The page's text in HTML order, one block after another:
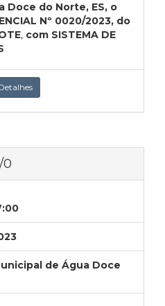
Doce do Norte, ES, o
Nº 0020/2023, do
, com SISTEMA DE
0
de Água Doce